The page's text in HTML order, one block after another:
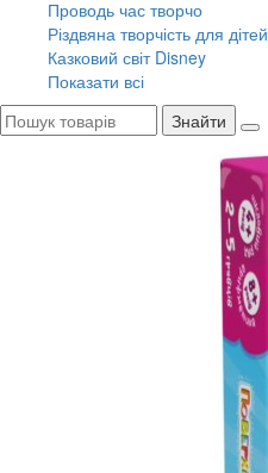
Проводь час творчо
Різдвяна творчість для дітей
Казковий світ Disney
Показати всі
Знайти